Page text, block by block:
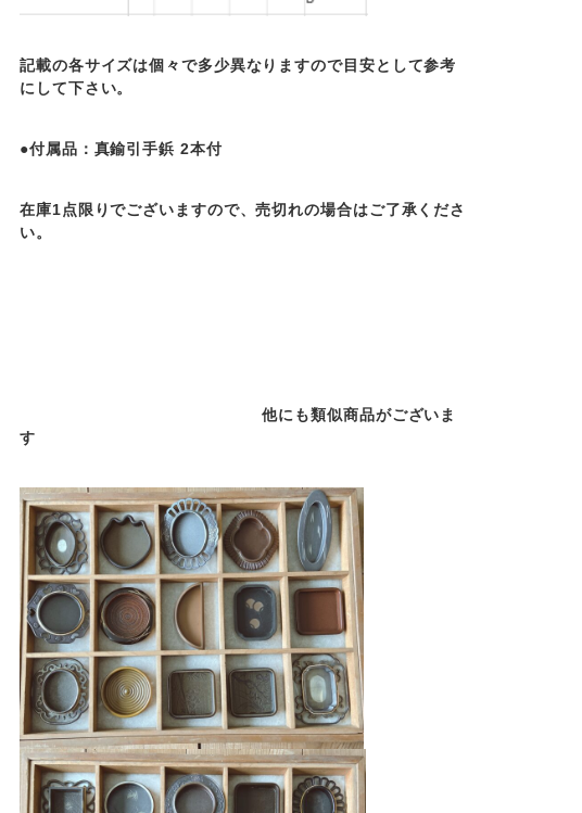
記載の各サイズは個々で多少異なりますので目安として参考
にして下さい。
●付属品：真鍮引手鋲 2本付
在庫1点限りでございますので、売切れの場合はご了承くださ
い。
他にも類似商品がございま
す